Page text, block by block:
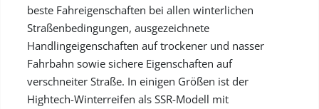
beste Fahreigenschaften bei allen winterlichen
Straßenbedingungen, ausgezeichnete
Handlingeigenschaften auf trockener und nasser
Fahrbahn sowie sichere Eigenschaften auf
verschneiter Straße. In einigen Größen ist der
Hightech-Winterreifen als SSR-Modell mit